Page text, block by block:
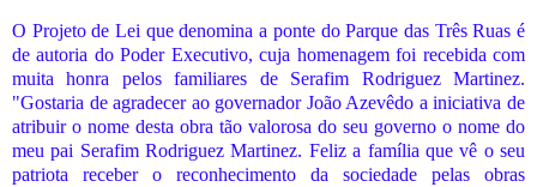
O Projeto de Lei que denomina a ponte do Parque das Três Ruas é
de autoria do Poder Executivo, cuja homenagem foi recebida com
muita honra pelos familiares de Serafim Rodriguez Martinez.
"Gostaria de agradecer ao governador João Azevêdo a iniciativa de
atribuir o nome desta obra tão valorosa do seu governo o nome do
meu pai Serafim Rodriguez Martinez. Feliz a família que vê o seu
patriota receber o reconhecimento da sociedade pelas obras